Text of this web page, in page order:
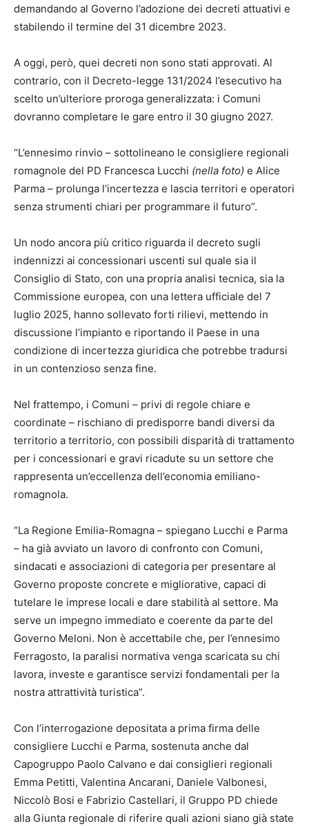
demandando al Governo l’adozione dei decreti attuativi e
stabilendo il termine del 31 dicembre 2023.
A oggi, però, quei decreti non sono stati approvati. Al
contrario, con il Decreto-legge 131/2024 l’esecutivo ha
scelto un’ulteriore proroga generalizzata: i Comuni
dovranno completare le gare entro il 30 giugno 2027.
“L’ennesimo rinvio – sottolineano le consigliere regionali
romagnole del PD Francesca Lucchi (nella foto) e Alice
Parma – prolunga l’incertezza e lascia territori e operatori
senza strumenti chiari per programmare il futuro”.
Un nodo ancora più critico riguarda il decreto sugli
indennizzi ai concessionari uscenti sul quale sia il
Consiglio di Stato, con una propria analisi tecnica, sia la
Commissione europea, con una lettera ufficiale del 7
luglio 2025, hanno sollevato forti rilievi, mettendo in
discussione l’impianto e riportando il Paese in una
condizione di incertezza giuridica che potrebbe tradursi
in un contenzioso senza fine.
Nel frattempo, i Comuni – privi di regole chiare e
coordinate – rischiano di predisporre bandi diversi da
territorio a territorio, con possibili disparità di trattamento
per i concessionari e gravi ricadute su un settore che
rappresenta un’eccellenza dell’economia emiliano-
romagnola.
“La Regione Emilia-Romagna – spiegano Lucchi e Parma
– ha già avviato un lavoro di confronto con Comuni,
sindacati e associazioni di categoria per presentare al
Governo proposte concrete e migliorative, capaci di
tutelare le imprese locali e dare stabilità al settore. Ma
serve un impegno immediato e coerente da parte del
Governo Meloni. Non è accettabile che, per l’ennesimo
Ferragosto, la paralisi normativa venga scaricata su chi
lavora, investe e garantisce servizi fondamentali per la
nostra attrattività turistica”.
Con l’interrogazione depositata a prima firma delle
consigliere Lucchi e Parma, sostenuta anche dal
Capogruppo Paolo Calvano e dai consiglieri regionali
Emma Petitti, Valentina Ancarani, Daniele Valbonesi,
Niccolò Bosi e Fabrizio Castellari, il Gruppo PD chiede
alla Giunta regionale di riferire quali azioni siano già state